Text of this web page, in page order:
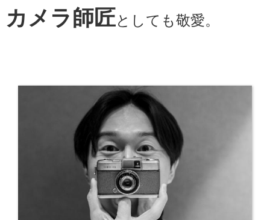
カメラ師匠としても敬愛。